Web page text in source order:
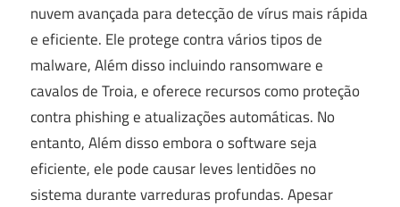
nuvem avançada para detecção de vírus mais rápida
e eficiente. Ele protege contra vários tipos de
malware, Além disso incluindo ransomware e
cavalos de Troia, e oferece recursos como proteção
contra phishing e atualizações automáticas. No
entanto, Além disso embora o software seja
eficiente, ele pode causar leves lentidões no
sistema durante varreduras profundas. Apesar